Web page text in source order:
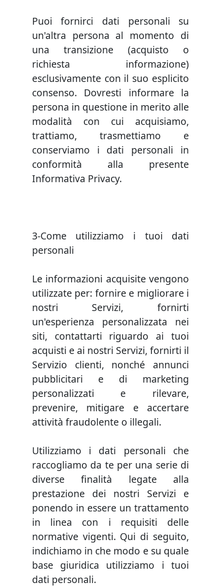
Puoi fornirci dati personali su
un'altra persona al momento di
una transizione (acquisto o
richiesta informazione)
esclusivamente con il suo esplicito
consenso. Dovresti informare la
persona in questione in merito alle
modalità con cui acquisiamo,
trattiamo, trasmettiamo e
conserviamo i dati personali in
conformità alla presente
Informativa Privacy.
3-Come utilizziamo i tuoi dati
personali
Le informazioni acquisite vengono
utilizzate per: fornire e migliorare i
nostri Servizi, fornirti
un'esperienza personalizzata nei
siti, contattarti riguardo ai tuoi
acquisti e ai nostri Servizi, fornirti il
Servizio clienti, nonché annunci
pubblicitari e di marketing
personalizzati e rilevare,
prevenire, mitigare e accertare
attività fraudolente o illegali.
Utilizziamo i dati personali che
raccogliamo da te per una serie di
diverse finalità legate alla
prestazione dei nostri Servizi e
ponendo in essere un trattamento
in linea con i requisiti delle
normative vigenti. Qui di seguito,
indichiamo in che modo e su quale
base giuridica utilizziamo i tuoi
dati personali.